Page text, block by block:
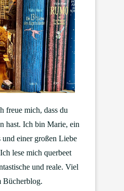
freue mich, dass du
hast. Ich bin Marie, ein
einer großen Liebe
lese mich querbeet
und reale. Viel
Bücherblog.